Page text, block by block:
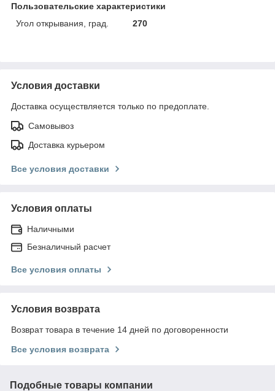
Пользовательские характеристики
Угол открывания, град.
270
Условия доставки
Доставка осуществляется только по предоплате.
Самовывоз
Доставка курьером
Все условия доставки
Условия оплаты
Наличными
Безналичный расчет
Все условия оплаты
Условия возврата
Возврат товара в течение 14 дней по договоренности
Все условия возврата
Подобные товары компании